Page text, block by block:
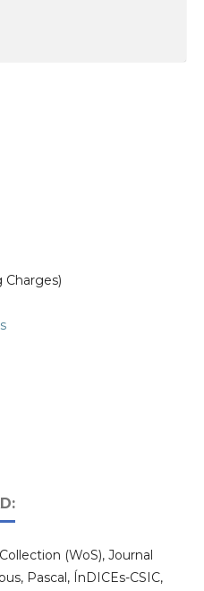
Charges)
(WoS), Journal
Pascal, ÍnDICEs-CSIC,